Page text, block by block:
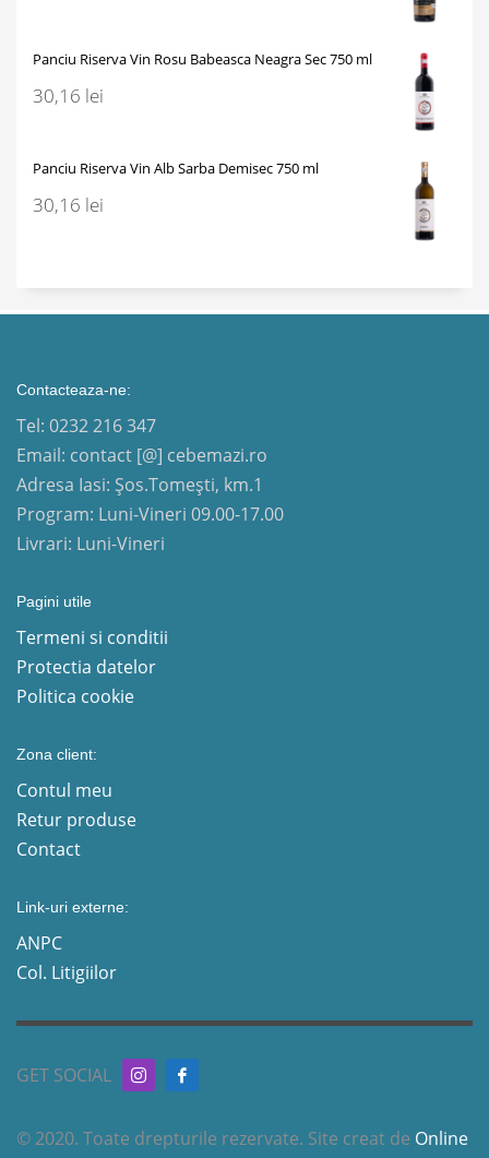
Panciu Riserva Vin Rosu Babeasca Neagra Sec 750 ml
30,16 lei
Panciu Riserva Vin Alb Sarba Demisec 750 ml
30,16 lei
Contacteaza-ne:
Tel: 0232 216 347
Email: contact [@] cebemazi.ro
Adresa Iasi: Șos.Tomești, km.1
Program: Luni-Vineri 09.00-17.00
Livrari: Luni-Vineri
Pagini utile
Termeni si conditii
Protectia datelor
Politica cookie
Zona client:
Contul meu
Retur produse
Contact
Link-uri externe:
ANPC
Col. Litigiilor
GET SOCIAL
© 2020. Toate drepturile rezervate. Site creat de Online